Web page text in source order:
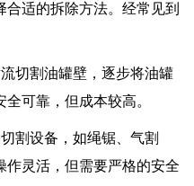
适的拆除方法。经常见到
割油罐壁，逐步将油罐
可靠，但成本较高。
设备，如绳锯、气割
作灵活，但需要严格的安全